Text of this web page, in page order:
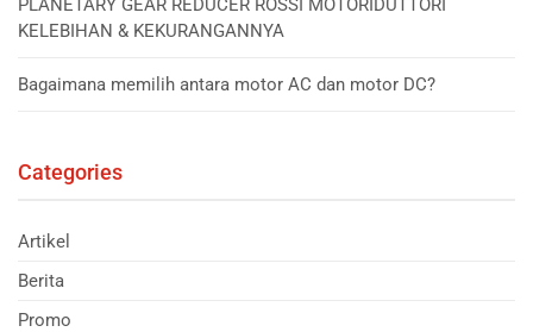
PLANETARY GEAR REDUCER ROSSI MOTORIDUTTORI
KELEBIHAN & KEKURANGANNYA
Bagaimana memilih antara motor AC dan motor DC?
Categories
Artikel
Berita
Promo